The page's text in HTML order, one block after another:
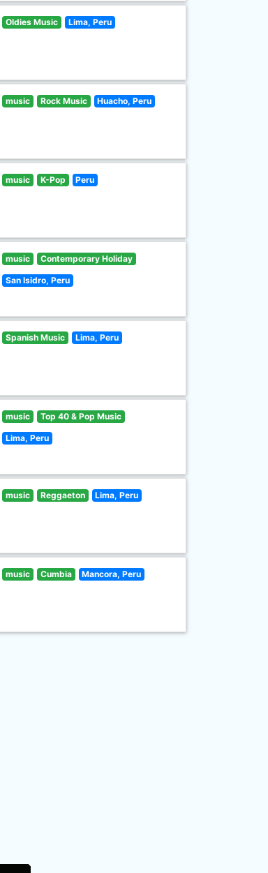
Oldies Music Lima, Peru
music Rock Music Huacho, Peru
music K-Pop Peru
music Contemporary Holiday
San Isidro, Peru
Spanish Music Lima, Peru
music Top 40 & Pop Music
Lima, Peru
music Reggaeton Lima, Peru
music Cumbia Mancora, Peru